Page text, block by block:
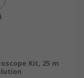
มาะ
1080p
Kit, 25 m